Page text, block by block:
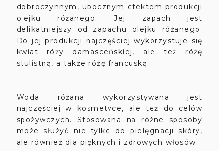
dobroczynnym, ubocznym efektem produkcji
olejku różanego. Jej zapach jest
delikatniejszy od zapachu olejku różanego.
Do jej produkcji najczęściej wykorzystuje się
kwiat róży damasceńskiej, ale też różę
stulistną, a także różę francuską.
Woda różana wykorzystywana jest
najczęściej w kosmetyce, ale też do celów
spożywczych. Stosowana na różne sposoby
może służyć nie tylko do pielęgnacji skóry,
ale również dla pięknych i zdrowych włosów.